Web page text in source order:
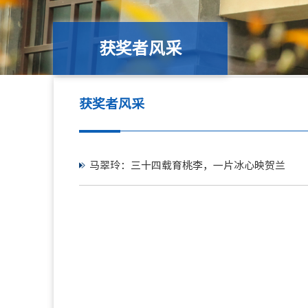
获奖者风采
获奖者风采
马翠玲：三十四载育桃李，一片冰心映贺兰